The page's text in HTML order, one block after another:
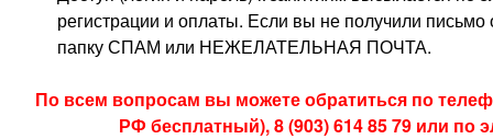
регистрации и оплаты. Если вы не получили
папку СПАМ или НЕЖЕЛАТЕЛЬНАЯ ПОЧТА.
По всем вопросам вы можете обратиться по
РФ бесплатный), 8 (903) 614 85 79 или по